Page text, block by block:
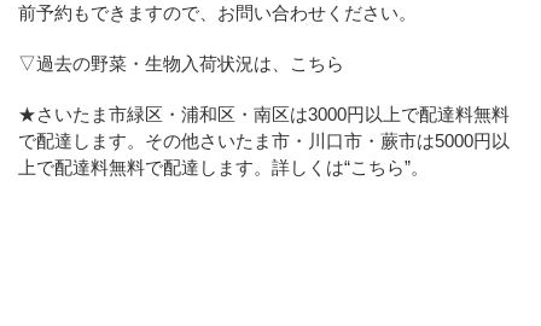
前予約もできますので、お問い合わせください。
▽過去の野菜・生物入荷状況は、こちら
★さいたま市緑区・浦和区・南区は3000円以上で配達料無料
で配達します。その他さいたま市・川口市・蕨市は5000円以
上で配達料無料で配達します。詳しくは“こちら”。